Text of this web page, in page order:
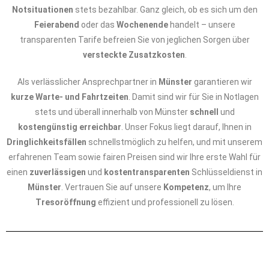
Notsituationen stets bezahlbar. Ganz gleich, ob es sich um den
Feierabend oder das Wochenendehandelt – unsere
transparenten Tarife befreien Sie von jeglichen Sorgen über
versteckte Zusatzkosten
Als verlässlicher Ansprechpartner in Münster garantieren wir
kurze Warte- und Fahrtzeiten . Damit sind wir für Sie in Notlagen
stets und überall innerhalb von Münster schnell
und
kostengünstig erreichbar . Unser Fokus liegt darauf, Ihnen in
Dringlichkeitsfällen schnellstmöglich zu helfen, und mit unserem
erfahrenen Team sowie fairen Preisen sind wir Ihre erste Wahl für
einen zuverlässigen und kostentransparenten Schlüsseldienst in
Münster . Vertrauen Sie auf unsere Kompetenz, um Ihre
Tresoröffnung effizient und professionell zu lösen.